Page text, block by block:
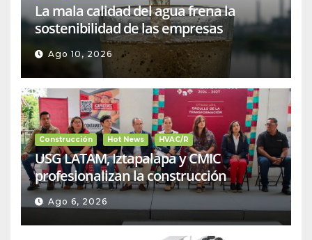
La mala calidad del agua frena la
sostenibilidad de las empresas
Ago 10, 2026
Construcción Hot News HVAC/R
USG LATAM, Iztapalapa y CMIC
profesionalizan la construcción
Ago 6, 2026